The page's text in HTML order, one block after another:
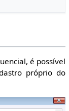
é possível
próprio do